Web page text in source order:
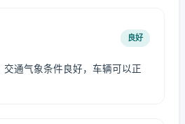
良好
交通气象条件良好，车辆可以正